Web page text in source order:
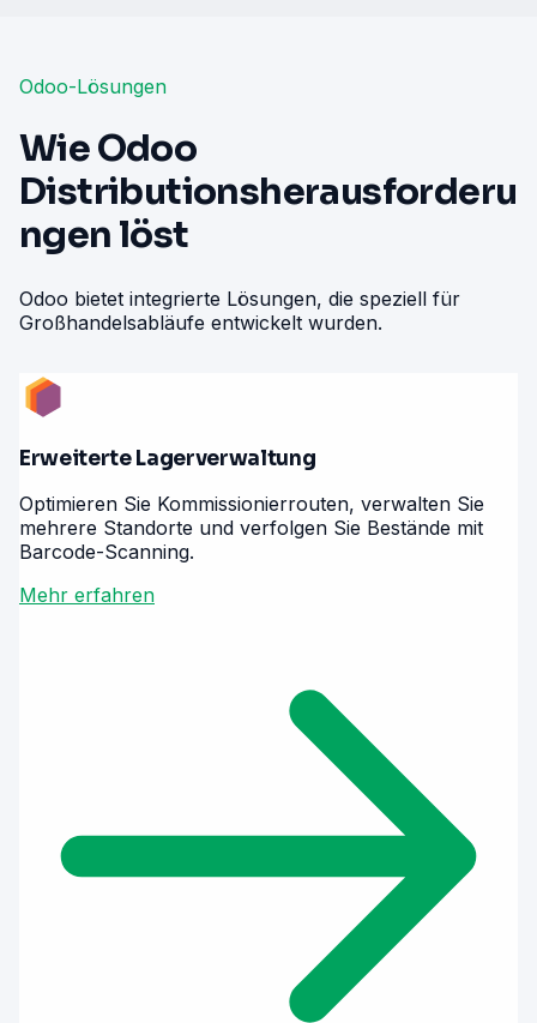
Odoo-Lösungen
Wie Odoo
Distributionsherausforderu
ngen löst
Odoo bietet integrierte Lösungen, die speziell für
Großhandelsabläufe entwickelt wurden.
Erweiterte Lagerverwaltung
Optimieren Sie Kommissionierrouten, verwalten Sie
mehrere Standorte und verfolgen Sie Bestände mit
Barcode-Scanning.
Mehr erfahren